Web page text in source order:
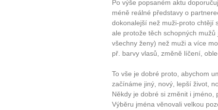
Po výše popsaném aktu
méně reálné představy o
dokonalejší než muži-proto chtějí
ale protože těch schopných
všechny ženy) než muži a více
př. barvy vlasů, změně líčení,
To vše je dobré proto, abychom
začínáme jiný, nový, lepší život,
Někdy je dobré si změnit i
Výběru jména věnovali velkou